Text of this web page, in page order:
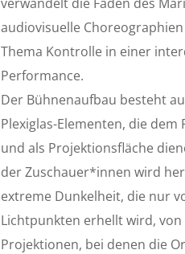
audiovisuelle
Thema Kontrolle in einer
Performance.
Der Bühnenaufbau besteht
Plexiglas-Elementen, die
und als Projektionsfläche
der Zuschauer*innen wird
extreme Dunkelheit, die nur
Lichtpunkten erhellt wird,
Projektionen, bei denen die